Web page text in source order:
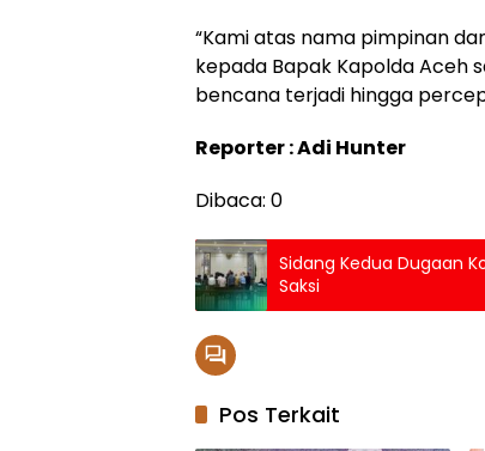
“Kami atas nama pimpinan
kepada Bapak Kapolda Aceh
bencana terjadi hingga
Reporter : Adi Hunter
Dibaca: 0
Sidang Kedua Dugaan
Saksi
Pos Terkait